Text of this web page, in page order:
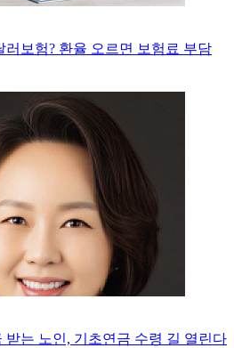
러보험? 환율 오르면 보험료 부담
받는 노인, 기초연금 수령 길 열린다